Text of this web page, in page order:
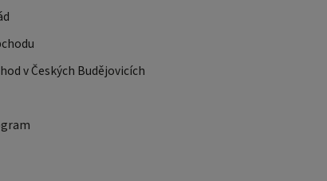
v Českých Budějovicích